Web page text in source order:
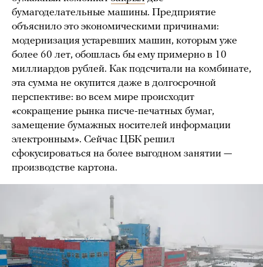
бумагоделательные машины. Предприятие
объяснило это экономическими причинами:
модернизация устаревших машин, которым уже
более 60 лет, обошлась бы ему примерно в 10
миллиардов рублей. Как подсчитали на комбинате,
эта сумма не окупится даже в долгосрочной
перспективе: во всем мире происходит
«сокращение рынка писче-печатных бумаг,
замещение бумажных носителей информации
электронным». Сейчас ЦБК решил
сфокусироваться на более выгодном занятии —
производстве картона.